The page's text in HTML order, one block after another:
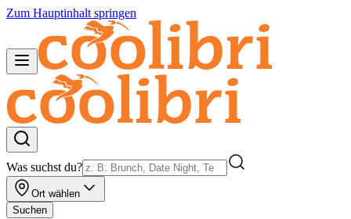
Zum Hauptinhalt springen
Was suchst du?
Ort wählen
Suchen